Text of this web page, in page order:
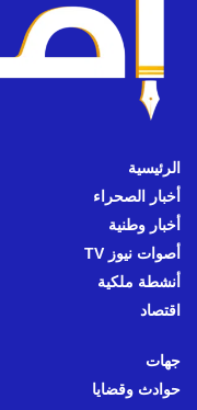
الرئيسية
أخبار الصحراء
أخبار وطنية
أصوات نيوز TV
أنشطة ملكية
اقتصاد
جهات
حوادث وقضايا